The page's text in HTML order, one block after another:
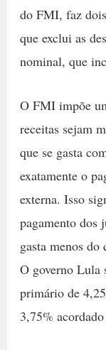
do FMI, faz
que exclui as
nominal, que
O FMI impõe
receitas sejam
que se gasta
exatamente o
externa. Isso
pagamento dos
gasta menos do
O governo Lula
primário de
3,75%